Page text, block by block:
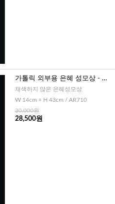
가톨릭 외부용 은혜 성모상 - 백
색, 40cm
채색하지 않은 은혜성모상
W 14cm + H 43cm / AR710
30,000원
28,500원